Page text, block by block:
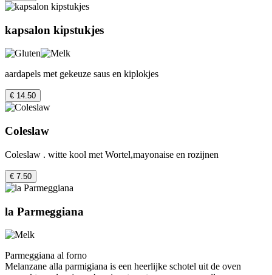
kapsalon kipstukjes
aardapels met gekeuze saus en kiplokjes
€ 14.50
Coleslaw
Coleslaw . witte kool met Wortel,mayonaise en rozijnen
€ 7.50
la Parmeggiana
Parmeggiana al forno
Melanzane alla parmigiana is een heerlijke schotel uit de oven